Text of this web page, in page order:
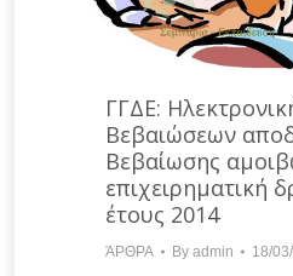
ΓΓΔΕ:
Βεβαιώσεων
Βεβαίωσης
επιχειρηματική
έτους 2014
ΆΡΘΡΑ By admin 18/